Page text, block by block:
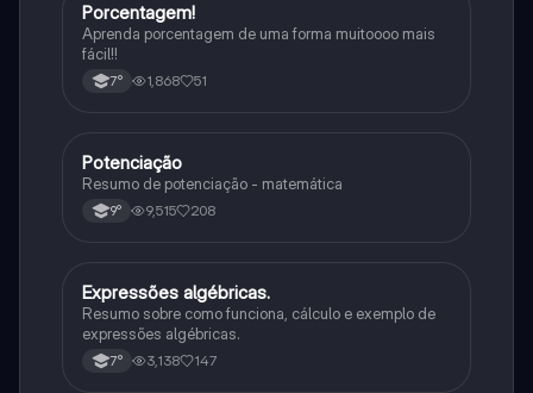
Matematica
Porcentagem!
Aprenda porcentagem de uma forma muitoooo mais
fácil!!
7° 1,868 51
Matematica
Potenciação
Resumo de potenciação - matemática
9° 9,515 208
Matematica
Expressões algébricas.
Resumo sobre como funciona, cálculo e exemplo de
expressões algébricas.
7° 3,138 147